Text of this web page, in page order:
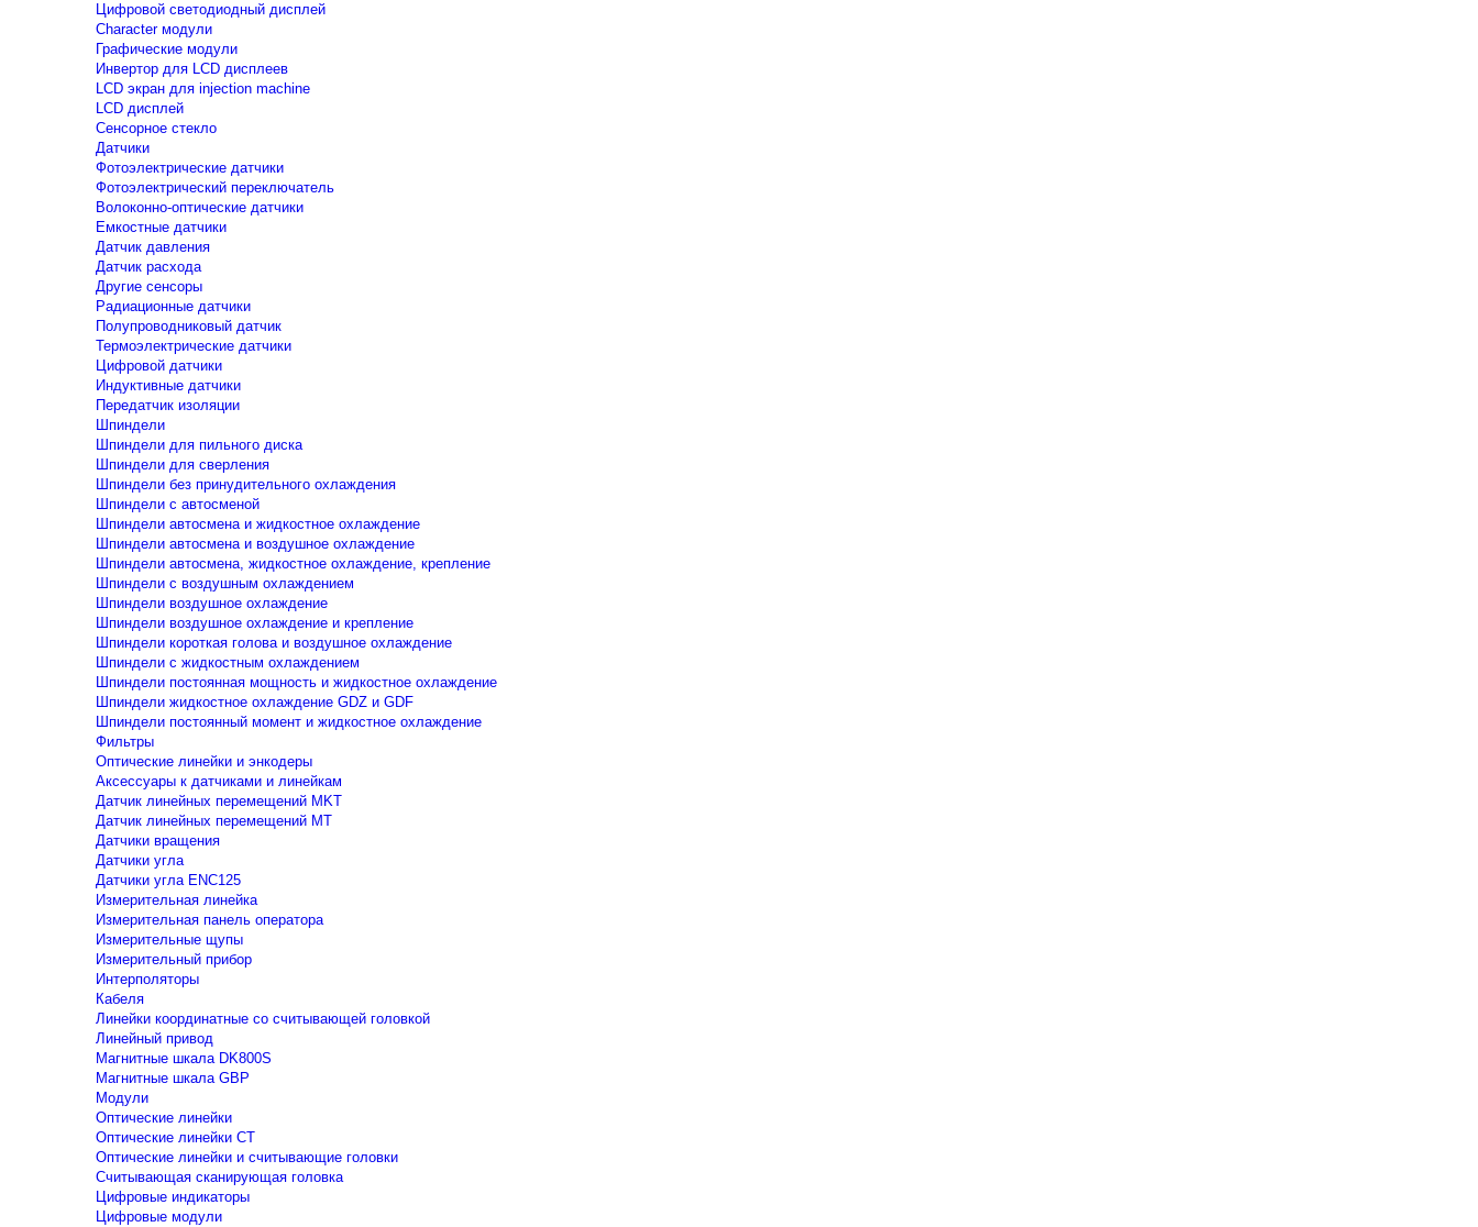
Цифровой светодиодный дисплей
Сharacter модули
Графические модули
Инвертор для LCD дисплеев
LCD экран для injection machine
LCD дисплей
Сенсорное стекло
Датчики
Фотоэлектрические датчики
Фотоэлектрический переключатель
Волоконно-оптические датчики
Емкостные датчики
Датчик давления
Датчик расхода
Другие сенсоры
Радиационные датчики
Полупроводниковый датчик
Термоэлектрические датчики
Цифровой датчики
Индуктивные датчики
Передатчик изоляции
Шпиндели
Шпиндели для пильного диска
Шпиндели для сверления
Шпиндели без принудительного охлаждения
Шпиндели с автосменой
Шпиндели автосмена и жидкостное охлаждение
Шпиндели автосмена и воздушное охлаждение
Шпиндели автосмена, жидкостное охлаждение, крепление
Шпиндели с воздушным охлаждением
Шпиндели воздушное охлаждение
Шпиндели воздушное охлаждение и крепление
Шпиндели короткая голова и воздушное охлаждение
Шпиндели с жидкостным охлаждением
Шпиндели постоянная мощность и жидкостное охлаждение
Шпиндели жидкостное охлаждение GDZ и GDF
Шпиндели постоянный момент и жидкостное охлаждение
Фильтры
Оптические линейки и энкодеры
Аксессуары к датчиками и линейкам
Датчик линейных перемещений MKT
Датчик линейных перемещений MT
Датчики вращения
Датчики угла
Датчики угла ENC125
Измерительная линейка
Измерительная панель оператора
Измерительные щупы
Измерительный прибор
Интерполяторы
Кабеля
Линейки координатные со считывающей головкой
Линейный привод
Магнитные шкала DK800S
Магнитные шкала GBP
Модули
Оптические линейки
Оптические линейки CT
Оптические линейки и считывающие головки
Считывающая сканирующая головка
Цифровые индикаторы
Цифровые модули